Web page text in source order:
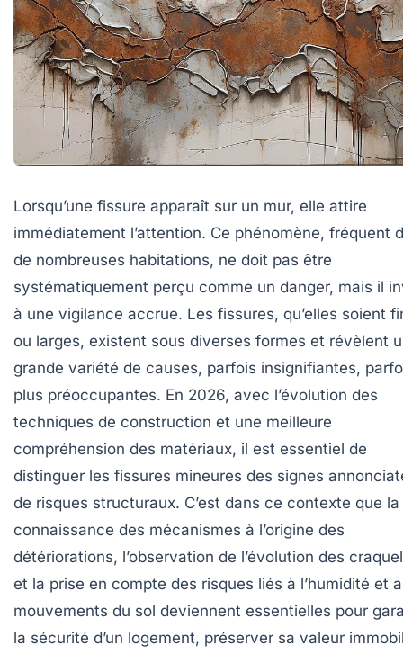
Lorsqu’une fissure apparaît sur un mur, elle attire
immédiatement l’attention. Ce phénomène, fréquent
de nombreuses habitations, ne doit pas être
systématiquement perçu comme un danger, mais il
à une vigilance accrue. Les fissures, qu’elles soient
ou larges, existent sous diverses formes et révèlent
grande variété de causes, parfois insignifiantes,
plus préoccupantes. En 2026, avec l’évolution des
techniques de construction et une meilleure
compréhension des matériaux, il est essentiel de
distinguer les fissures mineures des signes
de risques structuraux. C’est dans ce contexte que la
connaissance des mécanismes à l’origine des
détériorations, l’observation de l’évolution des
et la prise en compte des risques liés à l’humidité et
mouvements du sol deviennent essentielles pour
la sécurité d’un logement, préserver sa valeur